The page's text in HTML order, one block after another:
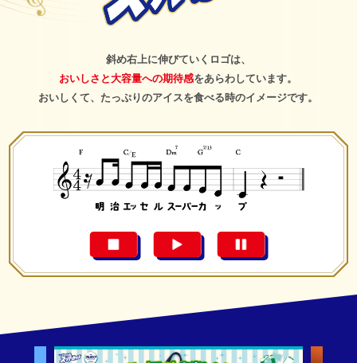
斜め右上に伸びていくロゴは、
おいしさと大容量への期待感をあらわしています。
おいしくて、たっぷりのアイスを食べる時のイメージです。